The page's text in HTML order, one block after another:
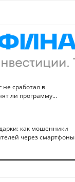
не сработал в
ли программу...
как мошенники
через смартфоны